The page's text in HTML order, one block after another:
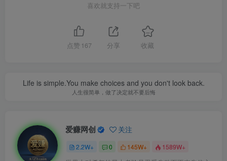
喜欢就支持一下吧
点赞 167 分享 收藏
Life is simple.You make choices and you don't look back.
人生很简单，做了决定就不要后悔
爱赚网创 关注
2.2W+ 0 145W+ 1589W+